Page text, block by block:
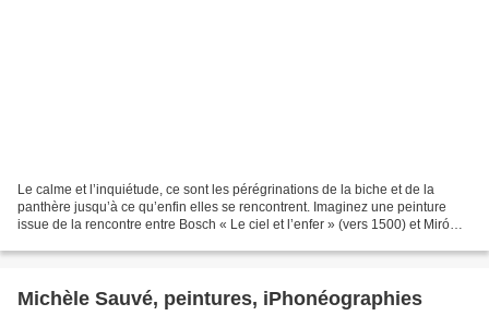
Le calme et l’inquiétude, ce sont les pérégrinations de la biche et de la
panthère jusqu’à ce qu’enfin elles se rencontrent. Imaginez une peinture
issue de la rencontre entre Bosch « Le ciel et l’enfer » (vers 1500) et Miró
Michèle Sauvé, peintures, iPhonéographies